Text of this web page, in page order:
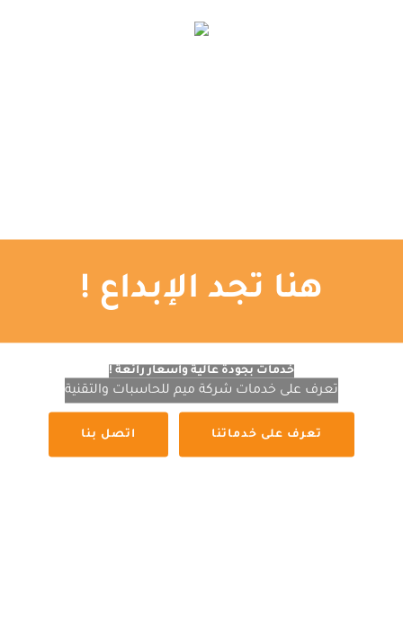
هنا تجد الإبداع !
خدمات بجودة عالية وأسعار رائعة !
تعرف على خدمات شركة ميم للحاسبات والتقنية
تعرف على خدماتنا اتصل بنا